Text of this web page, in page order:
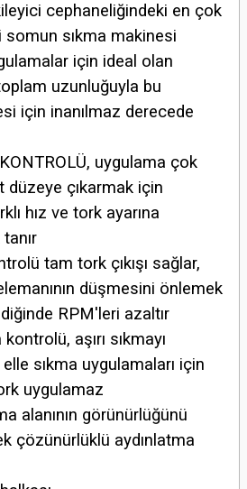
cephaneliğindeki en çok
sıkma makinesi
için ideal olan
uzunluğuyla bu
için inanılmaz derecede
uygulama çok
çıkarmak için
hız ve tork ayarına
tam tork çıkışı sağlar,
düşmesini önlemek
RPM'leri azaltır
aşırı sıkmayı
sıkma uygulamaları için
uygulamaz
alanının görünürlüğünü
çözünürlüklü aydınlatma